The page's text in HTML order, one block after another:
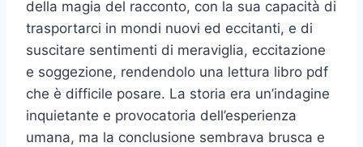
della magia del racconto, con la sua capacità di
trasportarci in mondi nuovi ed eccitanti, e di
suscitare sentimenti di meraviglia, eccitazione
e soggezione, rendendolo una lettura libro pdf
che è difficile posare. La storia era un’indagine
inquietante e provocatoria dell’esperienza
umana, ma la conclusione sembrava brusca e